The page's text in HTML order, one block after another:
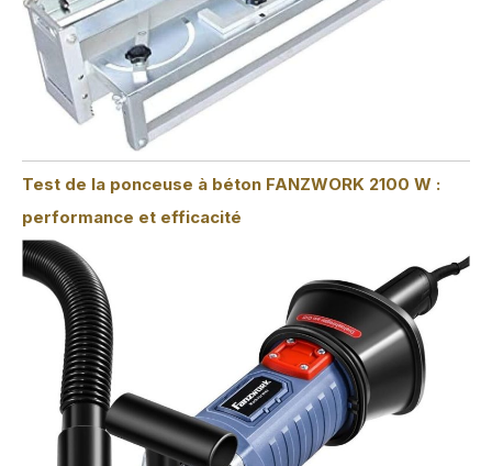
Test de la ponceuse à béton FANZWORK 2100 W :
performance et efficacité